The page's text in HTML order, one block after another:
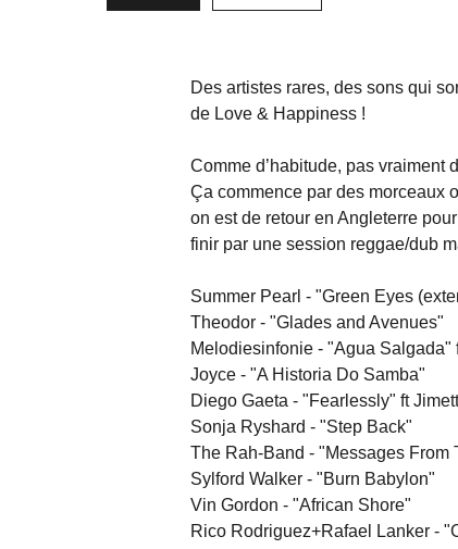
Des artistes rares, des sons qui
de Love & Happiness !
Comme d’habitude, pas vraiment
Ça commence par des morceaux
on est de retour en Angleterre
finir par une session reggae/dub
Summer Pearl - "Green Eyes
Theodor - "Glades and Avenues"
Melodiesinfonie - "Agua Salgada"
Joyce - "A Historia Do Samba"
Diego Gaeta - "Fearlessly" ft
Sonja Ryshard - "Step Back"
The Rah-Band - "Messages From
Sylford Walker - "Burn Babylon"
Vin Gordon - "African Shore"
Rico Rodriguez+Rafael Lanker -